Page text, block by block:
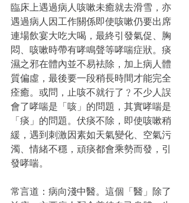
臨床上遇過病人咳嗽未癒就去滑雪，亦
遇過病人因工作關係即使咳嗽仍要出席
連場飲宴大吃大喝，最終引發氣促、胸
悶、咳嗽時帶有哮鳴聲等哮喘症狀。痰
濕之邪在體內並不易袪除，加上病人體
質偏虛，最後要一段稍長時間才能完全
痊癒。或問，止咳不就行了﹖不少人誤
會了哮喘是「咳」的問題，其實哮喘是
「痰」的問題。伏痰不除，即使咳嗽稍
緩，遇到刺激因素如天氣變化、空氣污
濁、情緒不穩，頑痰都會乘勢而發，引
發哮喘。
常言道：病向淺中醫。這個「醫」除了